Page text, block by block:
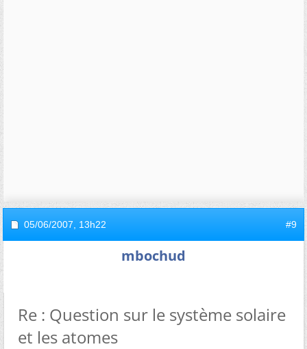
05/06/2007, 13h22 #9
mbochud
Re : Question sur le système solaire
et les atomes